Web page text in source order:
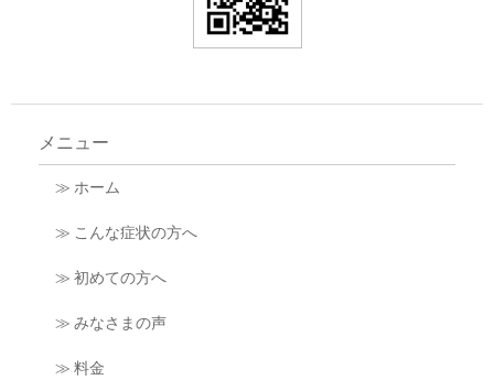
メニュー
≫ ホーム
≫ こんな症状の方へ
≫ 初めての方へ
≫ みなさまの声
≫ 料金